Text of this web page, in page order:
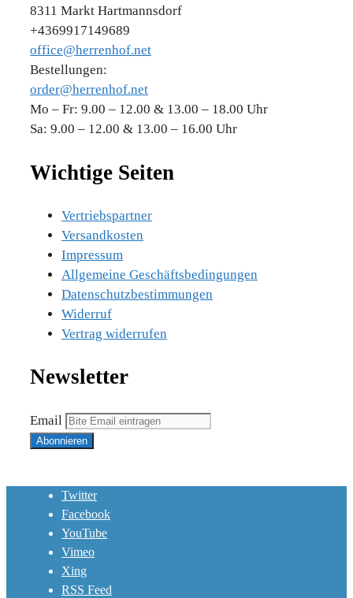
8311 Markt Hartmannsdorf
+4369917149689
office@herrenhof.net
Bestellungen:
order@herrenhof.net
Mo – Fr: 9.00 – 12.00 & 13.00 – 18.00 Uhr
Sa: 9.00 – 12.00 & 13.00 – 16.00 Uhr
Wichtige Seiten
Vertriebspartner
Versandkosten
Impressum
Allgemeine Geschäftsbedingungen
Datenschutzbestimmungen
Widerruf
Vertrag widerrufen
Newsletter
Email
Twitter
Facebook
YouTube
Vimeo
Xing
RSS Feed